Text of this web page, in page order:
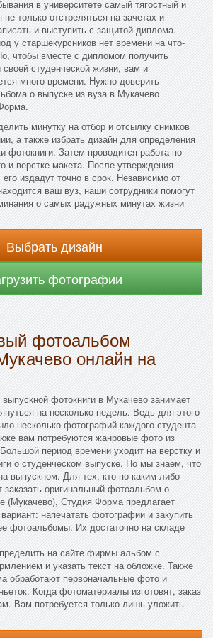
в университете самый тягостный и
только отстреляться на зачетах и
и выступить с защитой диплома.
у старшекурсников нет времени на что-
чтобы вместе с дипломом получить
своей студенческой жизни, вам и
много времени. Нужно доверить
о выпуске из вуза в Мукачево
минутку на отбор и отсылку снимков
а также избрать дизайн для определения
фотокниги. Затем проводится работа по
и верстке макета. После утверждения
издадут точно в срок. Независимо от
ваш вуз, наши сотрудники помогут
о самых радужных минутах жизни
Выбрать дизайн
фотографии
фотоальбом
онлайн на
фотокниги в Мукачево занимает
на несколько недель. Ведь для этого
несколько фотографий каждого студента
вам потребуются жанровые фото из
период времени уходит на верстку и
о студенческом выпуске. Но мы знаем, что
выпускном. Для тех, кто по каким-либо
заказать оригинальный фотоальбом о
(Мукачево), Студия Форма предлагает
напечатать фотографии и закупить
фотоальбомы. Их достаточно на складе
на сайте фирмы альбом с
и указать текст на обложке. Также
обработают первоначальные фото и
Когда фотоматериалы изготовят, заказ
Вам потребуется только лишь уложить